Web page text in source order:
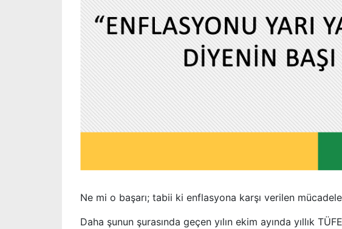
Ne mi o başarı; tabii ki enflasyona karşı verilen
Daha şunun şurasında geçen yılın ekim ayında yıllık